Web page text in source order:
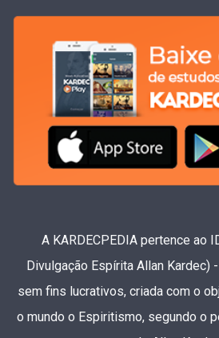
A KARDECPEDIA pertence ao
Divulgação Espírita Allan Kardec)
sem fins lucrativos, criada com o
o mundo o Espiritismo, segundo o